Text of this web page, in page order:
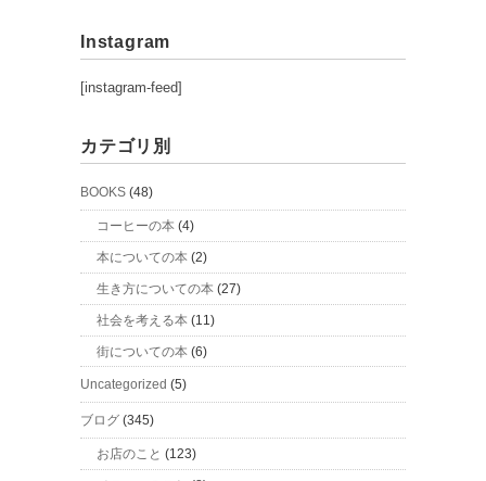
Instagram
[instagram-feed]
カテゴリ別
BOOKS (48)
コーヒーの本 (4)
本についての本 (2)
生き方についての本 (27)
社会を考える本 (11)
街についての本 (6)
Uncategorized (5)
ブログ (345)
お店のこと (123)